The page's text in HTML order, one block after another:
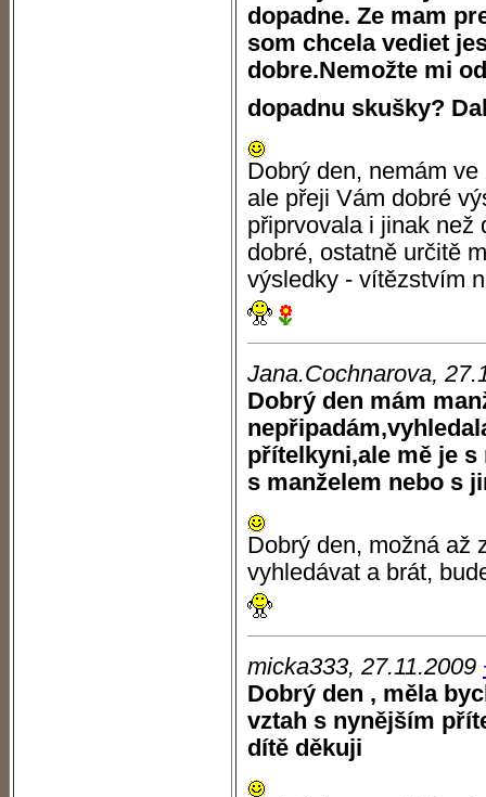
dopadne. Ze mam
som chcela vediet
dobre.Nemožte mi
dopadnu skušky?
Dobrý den, nemám
ale přeji Vám dobré
připrvovala i jinak než
dobré, ostatně určitě
výsledky - vítězstvím
Jana.Cochnarova,
Dobrý den mám
přítelkyni,ale mě je
s manželem nebo s
Dobrý den, možná až
vyhledávat a brát,
micka333, 27.11.2009
Dobrý den , měla
vztah s nynějším
dítě děkuji